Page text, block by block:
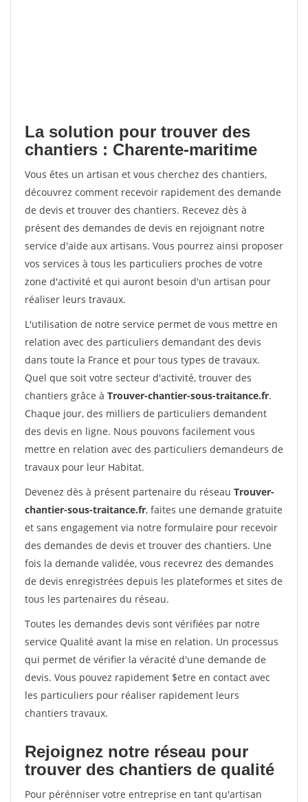
La solution pour trouver des
chantiers : Charente-maritime
Vous êtes un artisan et vous cherchez des chantiers,
découvrez comment recevoir rapidement des demande
de devis et trouver des chantiers. Recevez dès à
présent des demandes de devis en rejoignant notre
service d'aide aux artisans. Vous pourrez ainsi proposer
vos services à tous les particuliers proches de votre
zone d'activité et qui auront besoin d'un artisan pour
réaliser leurs travaux.
L'utilisation de notre service permet de vous mettre en
relation avec des particuliers demandant des devis
dans toute la France et pour tous types de travaux.
Quel que soit votre secteur d'activité, trouver des
chantiers grâce à Trouver-chantier-sous-traitance.fr.
Chaque jour, des milliers de particuliers demandent
des devis en ligne. Nous pouvons facilement vous
mettre en relation avec des particuliers demandeurs de
travaux pour leur Habitat.
Devenez dès à présent partenaire du réseau Trouver-
chantier-sous-traitance.fr, faites une demande gratuite
et sans engagement via notre formulaire pour recevoir
des demandes de devis et trouver des chantiers. Une
fois la demande validée, vous recevrez des demandes
de devis enregistrées depuis les plateformes et sites de
tous les partenaires du réseau.
Toutes les demandes devis sont vérifiées par notre
service Qualité avant la mise en relation. Un processus
qui permet de vérifier la véracité d'une demande de
devis. Vous pouvez rapidement $etre en contact avec
les particuliers pour réaliser rapidement leurs
chantiers travaux.
Rejoignez notre réseau pour
trouver des chantiers de qualité
Pour pérénniser votre entreprise en tant qu'artisan